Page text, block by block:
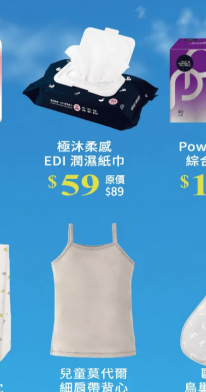
適、情緒的波動、對未來的期待與不安，都是這段旅
的模樣，迎接新生命的到來。
媽媽有機會站上舞台，被真正看見。
抹笑容背後，也都藏著媽媽們不為人知的辛苦與勇敢。
、自信的自己。
也希望將「被照顧」的溫暖感受，一起放進這份珍貴
孕期中的媽咪而言，都可能成為很大的力量。